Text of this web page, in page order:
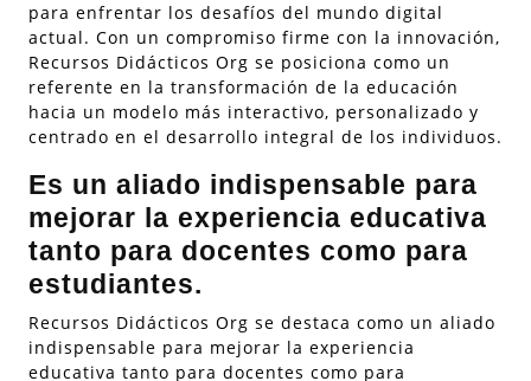
para enfrentar los desafíos del mundo digital
actual. Con un compromiso firme con la innovación,
Recursos Didácticos Org se posiciona como un
referente en la transformación de la educación
hacia un modelo más interactivo, personalizado y
centrado en el desarrollo integral de los individuos.
Es un aliado indispensable para
mejorar la experiencia educativa
tanto para docentes como para
estudiantes.
Recursos Didácticos Org se destaca como un aliado
indispensable para mejorar la experiencia
educativa tanto para docentes como para